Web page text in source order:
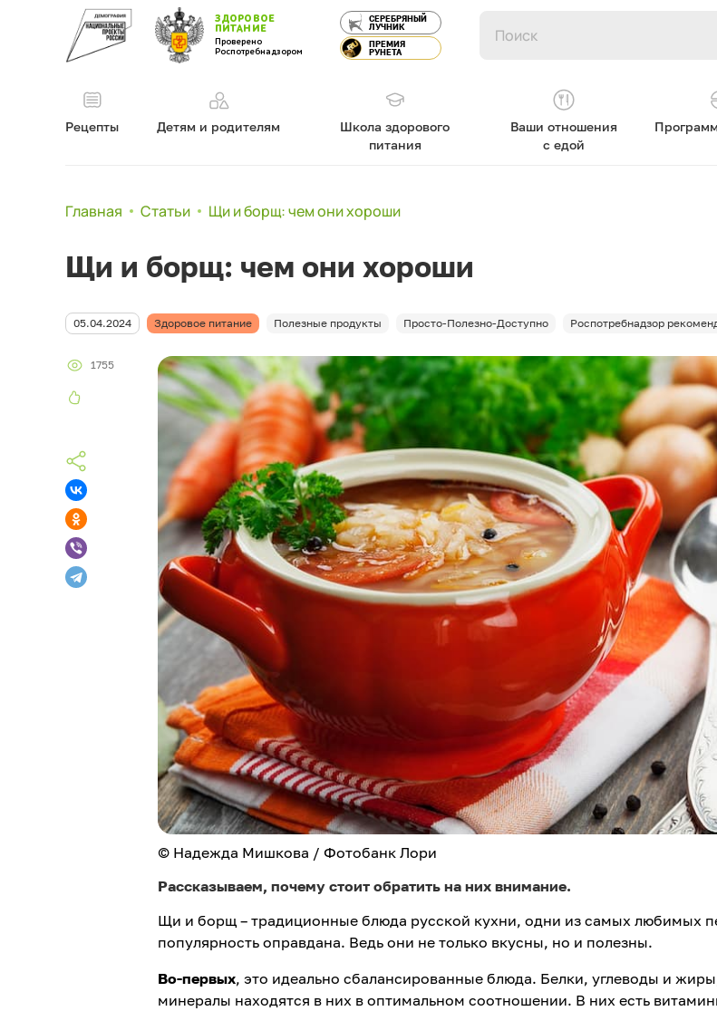
ЗДОРОВОЕ
ПИТАНИЕ
Проверено
Роспотребнадзором
СЕРЕБРЯНЫЙ
ЛУЧНИК
ПРЕМИЯ
РУНЕТА
Рецепты Детям и родителям
Школа здорового
питания
Ваши отношения
с едой
Главная Статьи Щи и борщ: чем они хороши
Щи и борщ: чем они хороши
05.04.2024 Здоровое питание Полезные продукты Просто-Полезно-Доступно Роспотребнадзор
1755
© Надежда Мишкова / Фотобанк Лори
Рассказываем, почему стоит обратить на них внимание.
Щи и борщ – традиционные блюда русской кухни, одни из самых любимых
популярность оправдана. Ведь они не только вкусны, но и полезны.
Во-первых, это идеально сбалансированные блюда. Белки, углеводы и
минералы находятся в них в оптимальном соотношении. В них есть